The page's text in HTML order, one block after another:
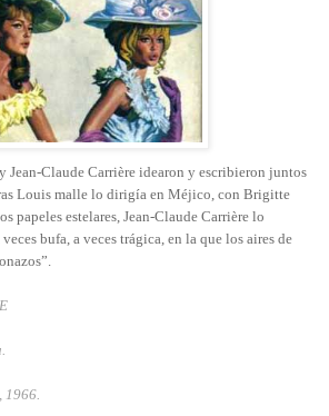
Jean-Claude Carrière idearon y escribieron juntos
Louis malle lo dirigía en Méjico, con Brigitte
papeles estelares, Jean-Claude Carrière lo
bufa, a veces trágica, en la que los aires de
1966.